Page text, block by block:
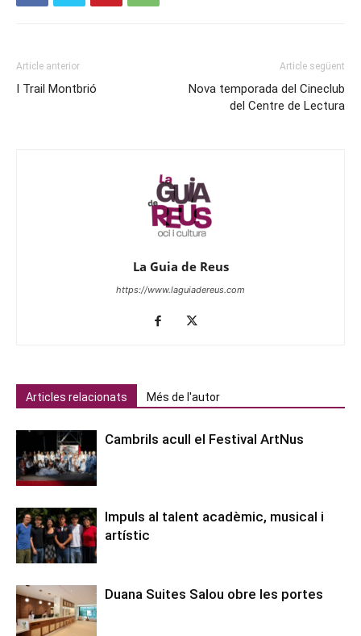
Article anterior
I Trail Montbrió
Article següent
Nova temporada del Cineclub
del Centre de Lectura
La Guia de Reus
https://www.laguiadereus.com
Articles relacionats Més de l'autor
Cambrils acull el Festival ArtNus
Impuls al talent acadèmic, musical i
artístic
Duana Suites Salou obre les portes